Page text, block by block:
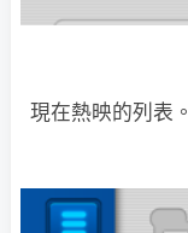
現在熱映的列表。